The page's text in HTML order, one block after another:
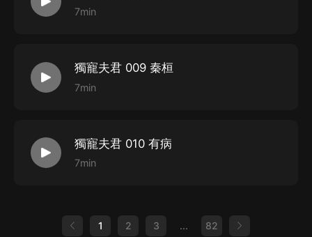
7min
獨寵夫君 009 秦桓
7min
獨寵夫君 010 有病
7min
1 2 3 ... 82